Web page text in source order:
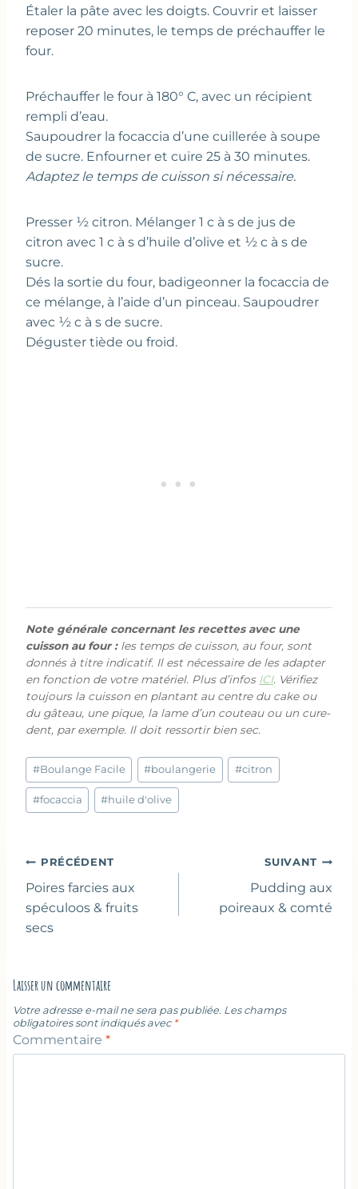
Étaler la pâte avec les doigts. Couvrir et laisser
reposer 20 minutes, le temps de préchauffer le
four.
Préchauffer le four à 180° C, avec un récipient
rempli d’eau.
Saupoudrer la focaccia d’une cuillerée à soupe
de sucre. Enfourner et cuire 25 à 30 minutes.
Adaptez le temps de cuisson si nécessaire.
Presser ½ citron. Mélanger 1 c à s de jus de
citron avec 1 c à s d’huile d’olive et ½ c à s de
sucre.
Dés la sortie du four, badigeonner la focaccia de
ce mélange, à l’aide d’un pinceau. Saupoudrer
avec ½ c à s de sucre.
Déguster tiède ou froid.
Note générale concernant les recettes avec une
cuisson au four :les temps de cuisson, au four, sont
donnés à titre indicatif. Il est nécessaire de les adapter
en fonction de votre matériel. Plus d’infos ICI. Vérifiez
toujours la cuisson en plantant au centre du cake ou
du gâteau, une pique, la lame d’un couteau ou un cure-
dent, par exemple. Il doit ressortir bien sec.
Étiquettes
de
la
#Boulange Facile #boulangerie #citron
#focaccia #huile d'olive
Navigation
de
l’article
PRÉCÉDENT
Poires farcies aux
spéculoos & fruits
secs
SUIVANT
Pudding aux
poireaux & comté
Laisser un commentaire
Votre adresse e-mail ne sera pas publiée. Les champs
obligatoires sont indiqués avec *
Commentaire *